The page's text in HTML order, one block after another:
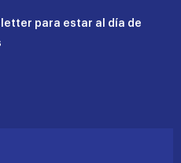
para estar al día de